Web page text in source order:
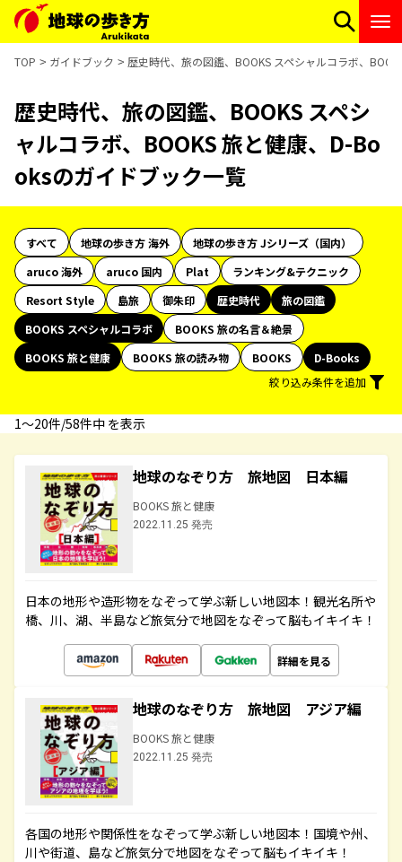
TOP ガイドブック 歴史時代、旅の図鑑、BOOKS スペシャルコラボ、
歴史時代、旅の図鑑、BOOKS スペシ
ャルコラボ、BOOKS 旅と健康、D-Bo
oksのガイドブック一覧
すべて 地球の歩き方 海外
地球の歩き方 Jシリーズ（国内）
aruco 海外
aruco 国内 Plat
ランキング&テクニック
Resort Style
島旅 御朱印 歴史時代
旅の図鑑
BOOKS スペシャルコラボ
BOOKS 旅の名言＆絶景
BOOKS 旅と健康
BOOKS 旅の読み物 BOOKS
D-Books
絞り込み条件を追加
1〜20件/58件中 を表示
地球のなぞり方 旅地図 日本編
BOOKS 旅と健康
2022.11.25 発売
日本の地形や造形物をなぞって学ぶ新しい地図本！観光名所や
橋、川、湖、半島など旅気分で地図をなぞって脳もイキイキ！
詳細を見る
地球のなぞり方 旅地図 アジア編
BOOKS 旅と健康
2022.11.25 発売
各国の地形や関係性をなぞって学ぶ新しい地図本！国境や州、
川や街道、島など旅気分で地図をなぞって脳もイキイキ！